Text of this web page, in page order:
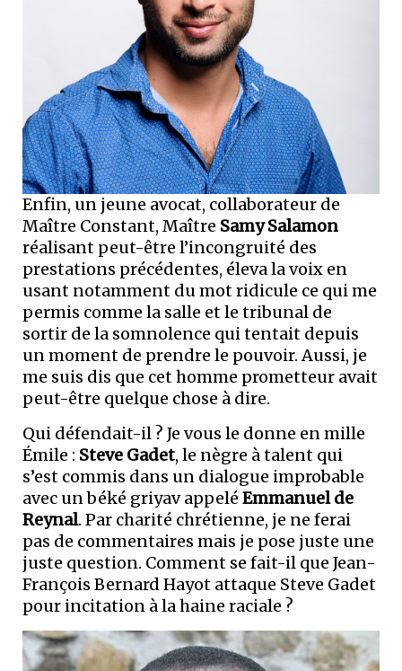
Enfin, un jeune avocat, collaborateur de
Maître Constant, Maître Samy Salamon
réalisant peut-être l’incongruité des
prestations précédentes, éleva la voix en
usant notamment du mot ridicule ce qui me
permis comme la salle et le tribunal de
sortir de la somnolence qui tentait depuis
un moment de prendre le pouvoir. Aussi, je
me suis dis que cet homme prometteur avait
peut-être quelque chose à dire.
Qui défendait-il ? Je vous le donne en mille
Émile : Steve Gadet, le nègre à talent qui
s’est commis dans un dialogue improbable
avec un béké griyav appelé Emmanuel de
Reynal. Par charité chrétienne, je ne ferai
pas de commentaires mais je pose juste une
juste question. Comment se fait-il que Jean-
François Bernard Hayot attaque Steve Gadet
pour incitation à la haine raciale ?